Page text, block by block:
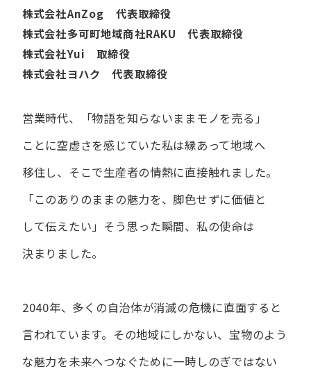
株式会社AnZog 代表取締役
株式会社多可町地域商社RAKU 代表取締役
株式会社Yui 取締役
株式会社ヨハク 代表取締役
営業時代、​「物語を​知らないまま​モノを​売る」
ことに​空虚さを​感じていた​私は縁あって​地域へ​
移住し、​そこで​生産者の​情熱に​直接触れました。
「この​ありの​ままの​魅力を、​脚色せずに​価値と​
して​伝えたい」 そう​思った​瞬間、​私の​使命は​
決まりました。
2040年、多くの自治体が消滅の危機に直面すると
言われています。 その地域にしかない、宝物のよう
な魅力を未来へつなぐために一時しのぎではない